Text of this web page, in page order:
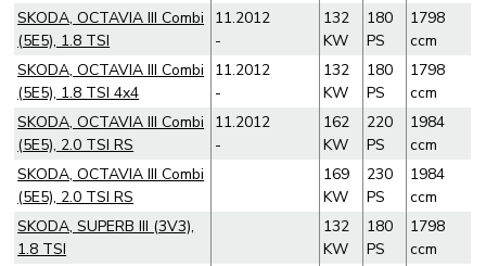
SKODA, OCTAVIA III Combi
(5E5), 1.8 TSI
11.2012
-
132
KW
180
PS
1798
ccm
SKODA, OCTAVIA III Combi
(5E5), 1.8 TSI 4x4
11.2012
-
132
KW
180
PS
1798
ccm
SKODA, OCTAVIA III Combi
(5E5), 2.0 TSI RS
11.2012
-
162
KW
220
PS
1984
ccm
SKODA, OCTAVIA III Combi
(5E5), 2.0 TSI RS
169
KW
230
PS
1984
ccm
SKODA, SUPERB III (3V3),
1.8 TSI
132
KW
180
PS
1798
ccm